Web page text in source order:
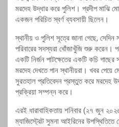
মরদেহ উদ্ধার করে পুলিশ। প্রদীপ মাঝি
একজন পরিচিত স্বর্ণ ব্যবসায়ী ছিলেন।
স্থানীয় ও পুলিশ সূত্রে জানা গেছে, সেদিন
পরিবারের সদস্যরা খোঁজাখুঁজি শুরু করেন।
একটি নির্জন পাটক্ষেতের একটি কচি
মরদেহ দেখতে পান স্থানীয়রা। খবর পেয়ে
সুরতহাল প্রতিবেদন প্রস্তুত করে মরদেহ
প্রক্রিয়া সম্পন্ন করে।
এরই ধারাবাহিকতায় শনিবার (২৭ জুন
ম্যাজিস্ট্রেট সুমনা আইরিনের উপস্থিতিতে